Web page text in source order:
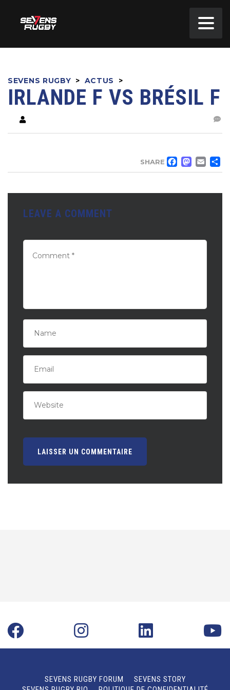
SEVENS RUGBY > ACTUS >
IRLANDE F VS BRÉSIL F
SHARE
LEAVE A COMMENT
SEVENS RUGBY FORUM
SEVENS STORY